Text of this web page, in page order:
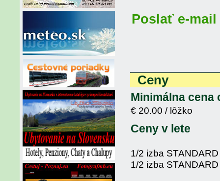
Poslať e-mail
Ceny
Minimálna cena
€ 20.00 / lôžko
Ceny v lete
1/2 izba
1/2 izba